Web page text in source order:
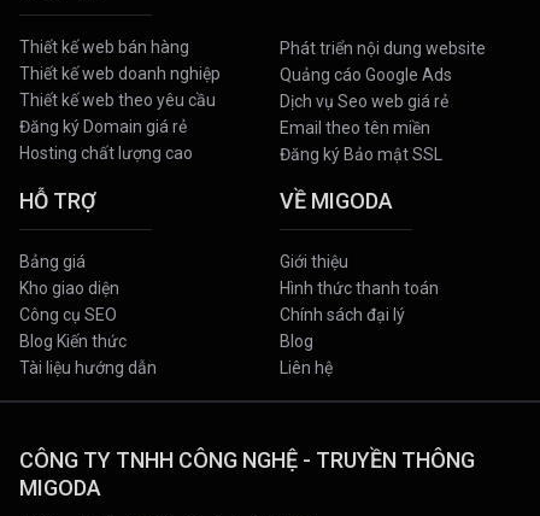
Thiết kế web bán hàng
Thiết kế web doanh nghiệp
Thiết kế web theo yêu cầu
Đăng ký Domain giá rẻ
Hosting chất lượng cao
Phát triển nội dung website
Quảng cáo Google Ads
Dịch vụ Seo web giá rẻ
Email theo tên miền
Đăng ký Bảo mật SSL
HỖ TRỢ
Bảng giá
Kho giao diện
Công cụ SEO
Blog Kiến thức
Tài liệu hướng dẫn
VỀ MIGODA
Giới thiệu
Hình thức thanh toán
Chính sách đại lý
Blog
Liên hệ
CÔNG TY TNHH CÔNG NGHỆ - TRUYỀN THÔNG
MIGODA